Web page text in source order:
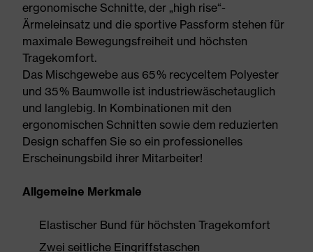
ergonomische Schnitte, der „high rise“-
Ärmeleinsatz und die sportive Passform stehen für
maximale Bewegungsfreiheit und höchsten
Tragekomfort.
Das Mischgewebe aus 65 % recyceltem Polyester
und 35 % Baumwolle ist industriewäschetauglich
und langlebig. In Kombinationen mit den
ergonomischen Schnitten sowie dem reduzierten
Design schaffen Sie so ein professionelles
Erscheinungsbild ihrer Mitarbeiter!
Allgemeine Merkmale
Elastischer Bund für höchsten Tragekomfort
Zwei seitliche Eingriffstaschen